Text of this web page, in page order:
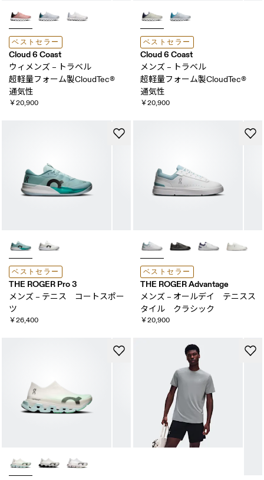
ベストセラー
Cloud 6 Coast
ウィメンズ – トラベル
超軽量フォーム製CloudTec® ​
通気性
￥20,900
ベストセラー
Cloud 6 Coast
メンズ – トラベル
超軽量フォーム製CloudTec® ​
通気性
￥20,900
ベストセラー
THE ROGER Pro 3
メンズ – テニス コートスポー
ツ
￥26,400
ベストセラー
THE ROGER Advantage
メンズ – オールデイ テニスス
タイル クラシック
￥20,900